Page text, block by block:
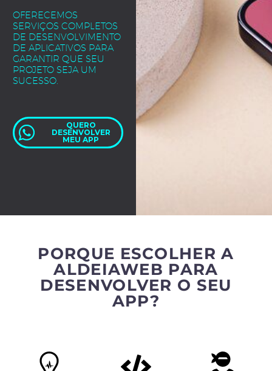
OFERECEMOS
SERVIÇOS COMPLETOS
DE DESENVOLVIMENTO
DE APLICATIVOS PARA
GARANTIR QUE SEU
PROJETO SEJA UM
SUCESSO.
QUERO
DESENVOLVER
MEU APP
PORQUE ESCOLHER A
ALDEIAWEB PARA
DESENVOLVER O SEU
APP?